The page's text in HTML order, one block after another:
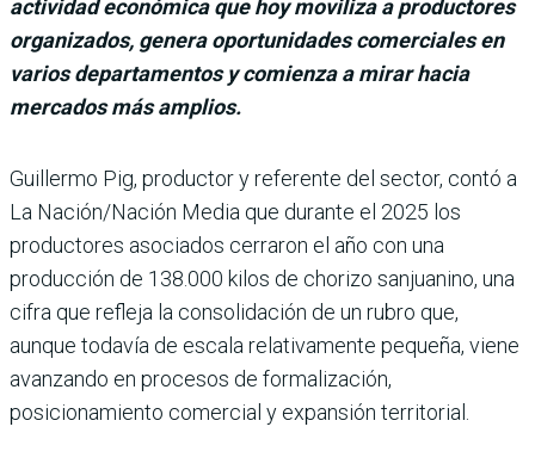
actividad económica que hoy moviliza a productores
organizados, genera oportunidades comerciales en
varios departamentos y comienza a mirar hacia
mercados más amplios.
Guillermo Pig, productor y referente del sector, contó a
La Nación/Nación Media que durante el 2025 los
productores asociados cerraron el año con una
producción de 138.000 kilos de chorizo sanjuanino, una
cifra que refleja la consolidación de un rubro que,
aunque todavía de escala relativamente pequeña, viene
avanzando en procesos de formalización,
posicionamiento comercial y expansión territorial.